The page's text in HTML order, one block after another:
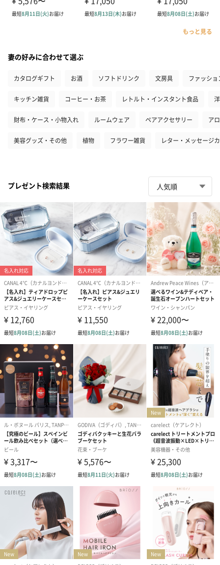
もっと見る
妻の好みに合わせて選ぶ
カタログギフト お酒 ソフトドリンク 文房具 ファッショ
キッチン雑貨 コーヒー・お茶 レトルト・インスタント食品
財布・ケース・小物入れ ルームウェア ペアアクセサリー ア
美容グッズ・その他 植物 フラワー雑貨 レター・メッセージ
プレゼント検索結果